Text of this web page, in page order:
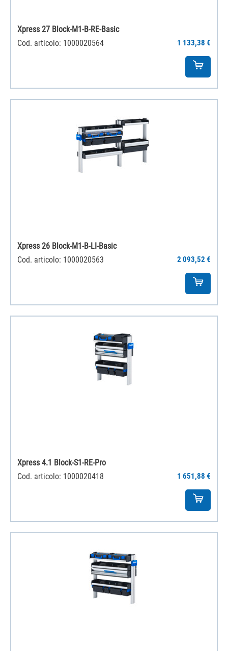
Xpress 27 Block-M1-B-RE-Basic
Cod. articolo: 1000020564
1 133,38 €
Xpress 26 Block-M1-B-LI-Basic
Cod. articolo: 1000020563
2 093,52 €
Xpress 4.1 Block-S1-RE-Pro
Cod. articolo: 1000020418
1 651,88 €